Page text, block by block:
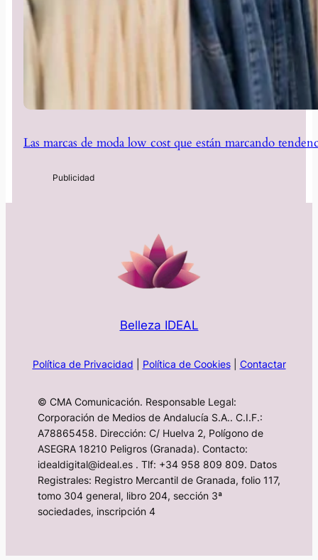
Las marcas de moda low cost que están marcando
Belleza IDEAL
Política de Privacidad Política de Cookies| Contactar
© CMA Comunicación. Responsable Legal:
Corporación de Medios de Andalucía S.A.. C.I.F.:
A78865458. Dirección: C/ Huelva 2, Polígono de
ASEGRA 18210 Peligros (Granada). Contacto:
idealdigital@ideal.es . Tlf: +34 958 809 809. Datos
Registrales: Registro Mercantil de Granada, folio 117,
tomo 304 general, libro 204, sección 3ª
sociedades, inscripción 4